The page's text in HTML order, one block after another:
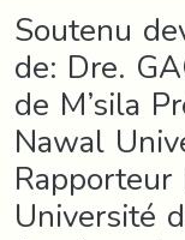
Soutenu
de: Dre.
de M’sila
Nawal
Rapporteur
Université